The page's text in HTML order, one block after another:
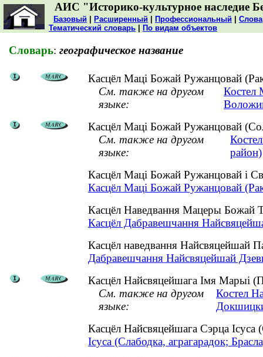
АИС "Историко-культурное наследие
Базовый Расширенный Профессиональный
Тематический словарь
По видам объектов
Словарь: географическое название
Касцёл Маці Божай Ружанцовай
См. также на другом
языке:
Костел
Касцёл Маці Божай Ружанцовай
См. также на другом
языке:
район)
Касцёл Маці Божай Ружанцовай і
Касцёл Маці Божай Ружанцовай
Касцёл Наведвання Мацеры Божай
Касцёл Дабравешчання
Касцёл наведвання
Дабравешчання Найсвяцейшай
Касцёл Найсвяцейшага Імя Марыі
См. также на другом
языке:
Костел
Касцёл Найсвяцейшага Сэрца
Ісуса (Слабодка, аграгарадок;